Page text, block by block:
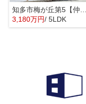
3,180万円/ 5LDK